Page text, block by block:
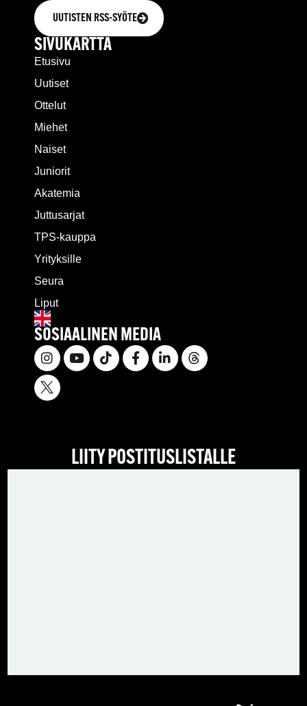
UUTISTEN RSS-SYÖTE
SIVUKARTTA
Etusivu
Uutiset
Ottelut
Miehet
Naiset
Juniorit
Akatemia
Juttusarjat
TPS-kauppa
Yrityksille
Seura
Liput
SOSIAALINEN MEDIA
LIITY POSTITUSLISTALLE